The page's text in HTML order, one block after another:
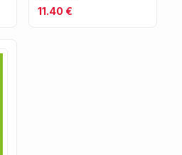
11.40 €